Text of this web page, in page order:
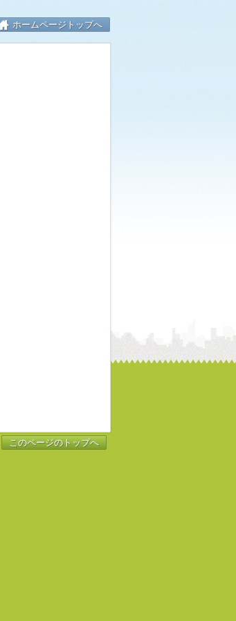
ホームページトップへ
このページのトップへ